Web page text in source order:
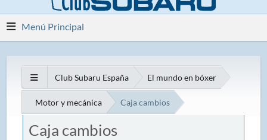
Menú Principal
Club Subaru España El mundo en bóxer
Motor y mecánica Caja cambios
Caja cambios